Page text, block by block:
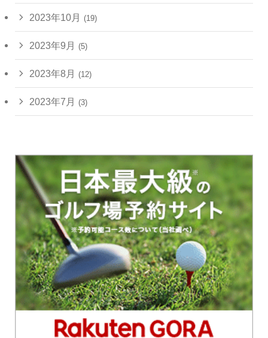
2023年10月 (19)
2023年9月 (5)
2023年8月 (12)
2023年7月 (3)